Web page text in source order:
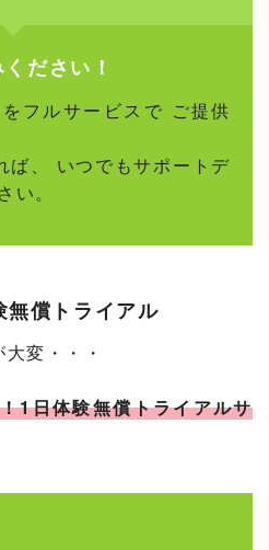
ださい！
フルサービスで ご提供
ば、 いつでもサポートデ
い。
無償トライアル
変・・・
1日体験無償トライアルサ